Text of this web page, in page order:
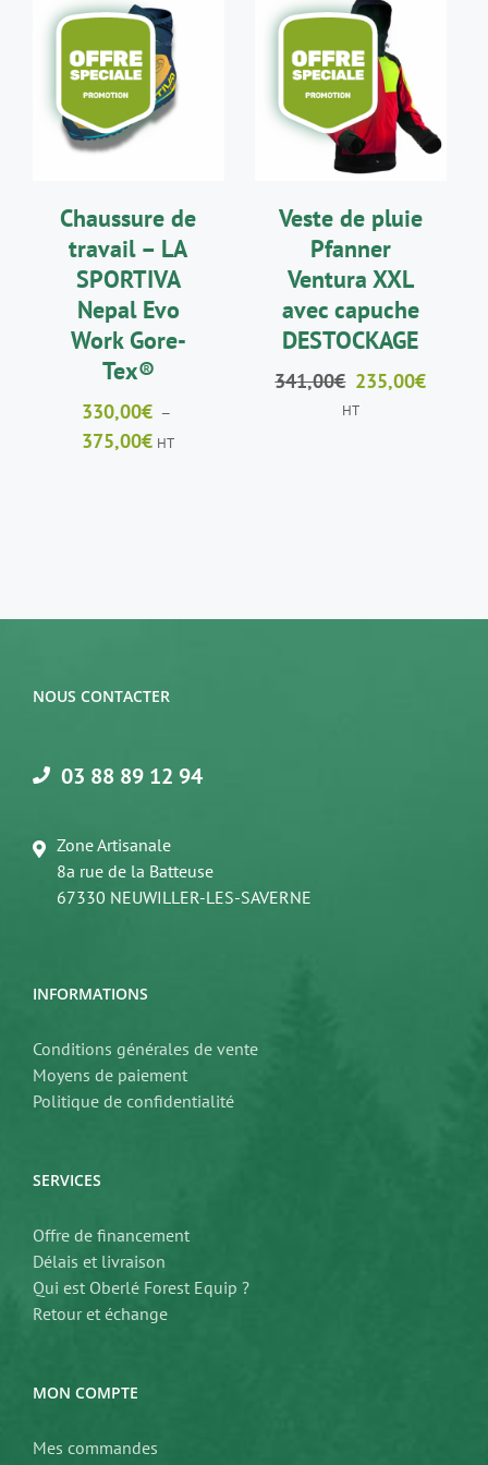
63,00€.
CHOIX DES
OPTIONS
CE
PRODUIT
A
OPTIONS
PEUVENT
ÊTRE
CHOISIES
SUR
LA
PAGE
/
DÉTAILS
Chaussure de
travail – LA
SPORTIVA
Nepal Evo
Work Gore-
Tex®
330,00€ –
375,00€Plage
HT
AJOUTER AU
PANIER
/
DÉTAILS
Veste de pluie
Pfanner
Ventura XXL
avec capuche
DESTOCKAGE
341,00€ Le
prix
235,00€Le
HT
NOUS CONTACTER
03 88 89 12 94
Zone Artisanale
8a rue de la Batteuse
67330 NEUWILLER-LES-SAVERNE
INFORMATIONS
Conditions générales de vente
Moyens de paiement
Politique de confidentialité
SERVICES
Offre de financement
Délais et livraison
Qui est Oberlé Forest Equip ?
Retour et échange
MON COMPTE
Mes commandes